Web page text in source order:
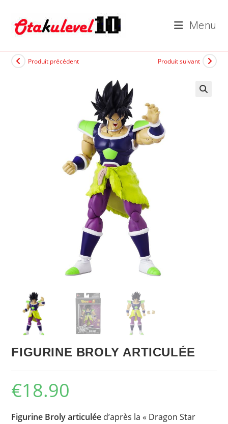
content
Menu
Produit précédent Produit suivant
FIGURINE BROLY ARTICULÉE
€18.90
Figurine Broly articulée d’après la « Dragon Star